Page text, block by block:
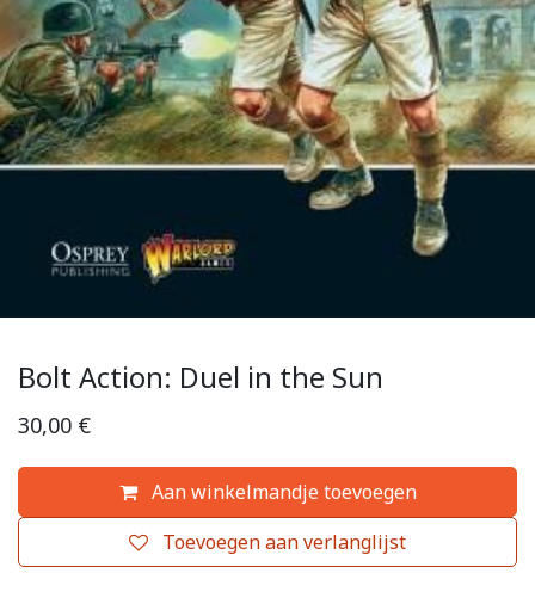
Bolt Action: Duel in the Sun
30,00 €
Aan winkelmandje toevoegen
Toevoegen aan verlanglijst